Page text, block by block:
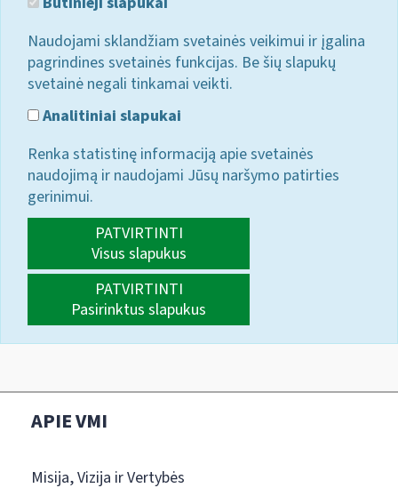
Naudojami sklandžiam svetainės veikimui ir įgalina
pagrindines svetainės funkcijas. Be šių slapukų
svetainė negali tinkamai veikti.
Analitiniai slapukai
Renka statistinę informaciją apie svetainės
naudojimą ir naudojami Jūsų naršymo patirties
gerinimui.
PATVIRTINTI
Visus slapukus
PATVIRTINTI
Pasirinktus slapukus
APIE VMI
Misija, Vizija ir Vertybės